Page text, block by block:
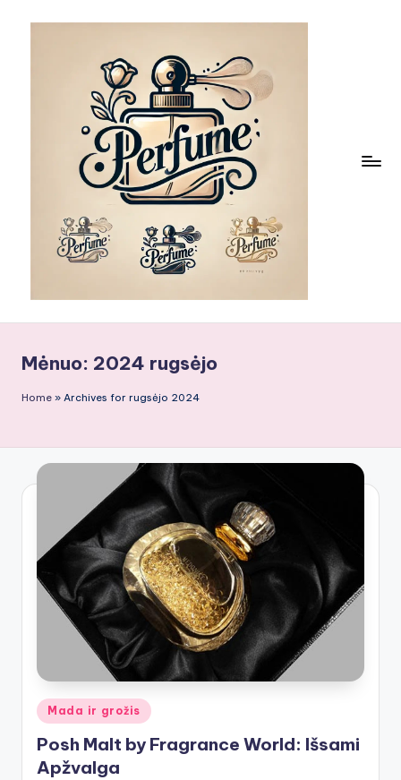
Mėnuo: 2024 rugsėjo
Home » Archives for rugsėjo 2024
Posted
in
Mada ir grožis
Posh Malt by Fragrance World: Išsami
Apžvalga